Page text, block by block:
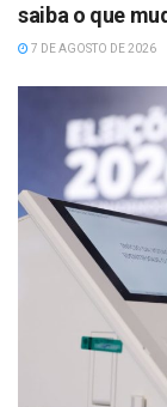
saiba o que
7 DE AGOSTO DE 2026